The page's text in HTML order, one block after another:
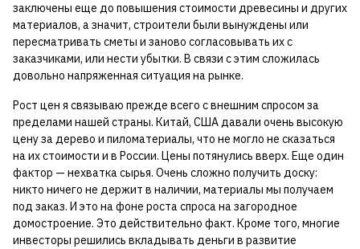
заключены еще до повышения стоимости древесины и других
материалов, а значит, строители были вынуждены или
пересматривать сметы и заново согласовывать их с
заказчиками, или нести убытки. В связи с этим сложилась
довольно напряженная ситуация на рынке.
Рост цен я связываю прежде всего с внешним спросом за
пределами нашей страны. Китай, США давали очень высокую
цену за дерево и пиломатериалы, что не могло не сказаться
на их стоимости и в России. Цены потянулись вверх. Еще один
фактор — нехватка сырья. Очень сложно получить доску:
никто ничего не держит в наличии, материалы мы получаем
под заказ. И это на фоне роста спроса на загородное
домостроение. Это действительно факт. Кроме того, многие
инвесторы решились вкладывать деньги в развитие